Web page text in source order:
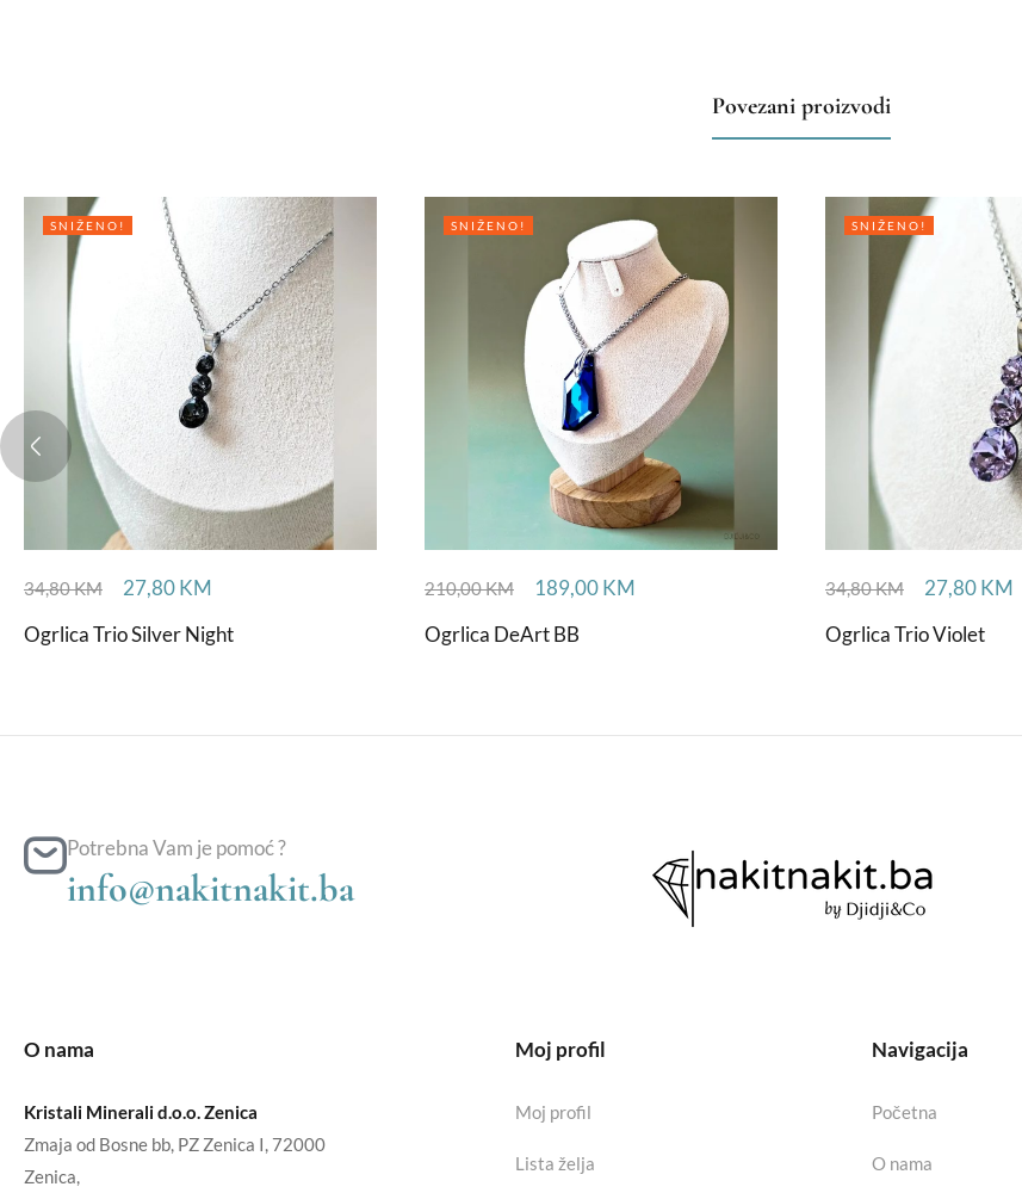
Povezani proizvodi
SNIŽENO!
34,80KM 27,80KM
Ogrlica Trio Silver Night
SNIŽENO!
210,00KM 189,00KM
Ogrlica DeArt BB
SNIŽENO!
34,80KM 27,80KM
Ogrlica Trio Violet
Potrebna Vam je pomoć ?
info@nakitnakit.ba
O nama
Kristali Minerali d.o.o. Zenica
Zmaja od Bosne bb, PZ Zenica I, 72000
Zenica,
Moj profil
Moj profil
Lista želja
Navigacija
Početna
O nama